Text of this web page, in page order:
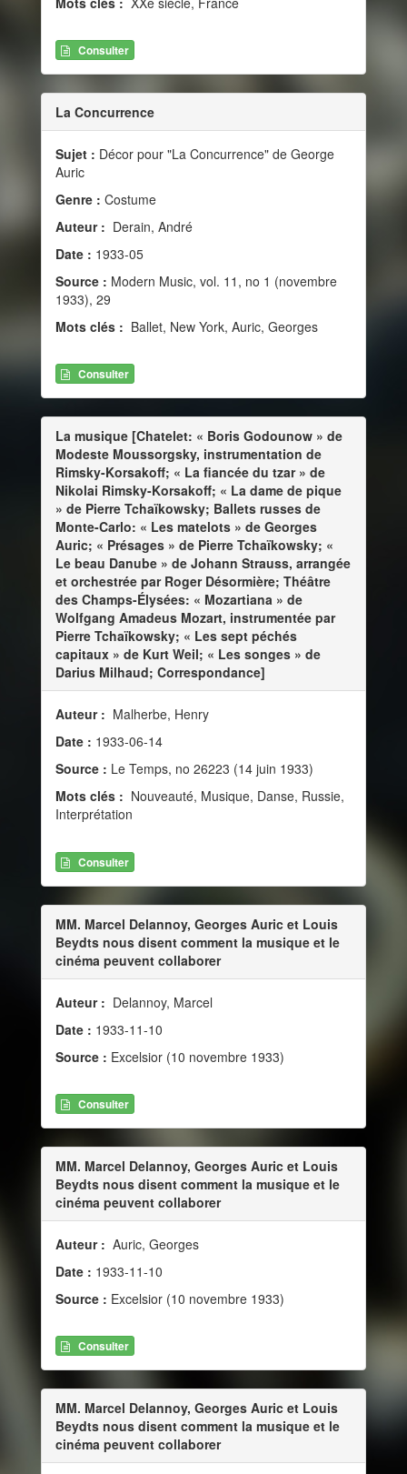
Consulter
La Concurrence
Sujet : Décor pour "La Concurrence" de George
Auric
Genre : Costume
Auteur : Derain, André
Date : 1933-05
Source : Modern Music, vol. 11, no 1 (novembre
1933), 29
Mots clés : Ballet, New York, Auric, Georges
Consulter
La musique [Chatelet: « Boris Godounow » de
Modeste Moussorgsky, instrumentation de
Rimsky-Korsakoff; « La fiancée du tzar » de
Nikolai Rimsky-Korsakoff; « La dame de pique
» de Pierre Tchaïkowsky; Ballets russes de
Monte-Carlo: « Les matelots » de Georges
Auric; « Présages » de Pierre Tchaïkowsky; «
Le beau Danube » de Johann Strauss, arrangée
et orchestrée par Roger Désormière; Théâtre
des Champs-Élysées: « Mozartiana » de
Wolfgang Amadeus Mozart, instrumentée par
Pierre Tchaïkowsky; « Les sept péchés
capitaux » de Kurt Weil; « Les songes » de
Darius Milhaud; Correspondance]
Auteur : Malherbe, Henry
Date : 1933-06-14
Source : Le Temps, no 26223 (14 juin 1933)
Mots clés : Nouveauté, Musique, Danse, Russie,
Interprétation
Consulter
MM. Marcel Delannoy, Georges Auric et Louis
Beydts nous disent comment la musique et le
cinéma peuvent collaborer
Auteur : Delannoy, Marcel
Date : 1933-11-10
Source : Excelsior (10 novembre 1933)
Consulter
MM. Marcel Delannoy, Georges Auric et Louis
Beydts nous disent comment la musique et le
cinéma peuvent collaborer
Auteur : Auric, Georges
Date : 1933-11-10
Source : Excelsior (10 novembre 1933)
Consulter
MM. Marcel Delannoy, Georges Auric et Louis
Beydts nous disent comment la musique et le
cinéma peuvent collaborer